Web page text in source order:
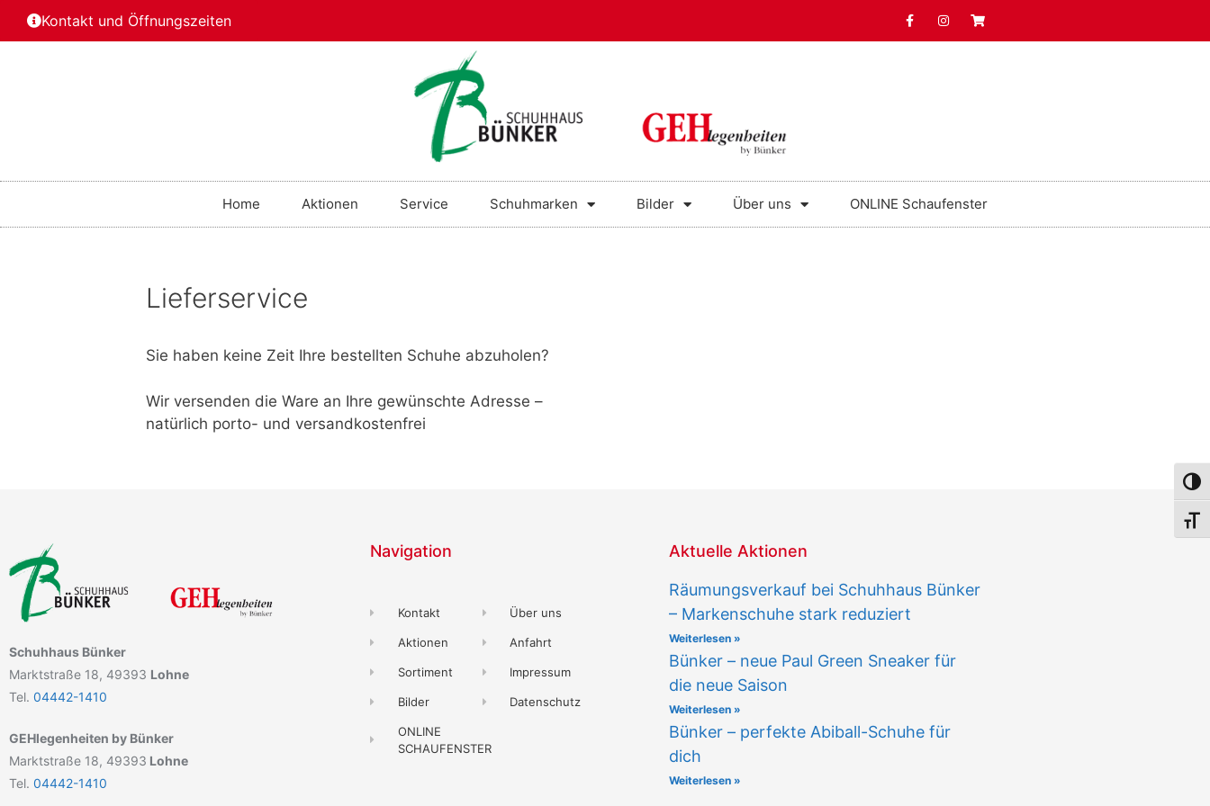
Kontakt und Öffnungszeiten
Home Aktionen Service Schuhmarken Bilder Über uns ONLINE Schaufenster
Lieferservice
Sie haben keine Zeit Ihre bestellten Schuhe abzuholen?
Wir versenden die Ware an Ihre gewünschte Adresse –
natürlich porto- und versandkostenfrei
Schuhhaus Bünker
Marktstraße 18, 49393 Lohne
Tel. 04442-1410
GEHlegenheiten by Bünker
Marktstraße 18, 49393 Lohne
Tel. 04442-1410
Navigation
Kontakt
Aktionen
Sortiment
Bilder
ONLINE
SCHAUFENSTER
Über uns
Anfahrt
Impressum
Datenschutz
Aktuelle Aktionen
Räumungsverkauf bei Schuhhaus Bünker
– Markenschuhe stark reduziert
Weiterlesen »
Bünker – neue Paul Green Sneaker für
die neue Saison
Weiterlesen »
Bünker – perfekte Abiball-Schuhe für
dich
Weiterlesen »